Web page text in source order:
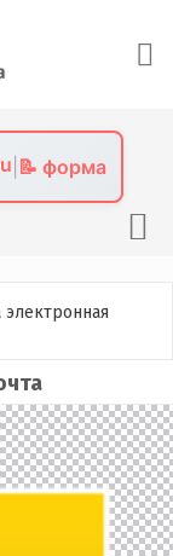
📝 форма